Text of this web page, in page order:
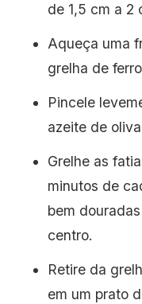
de 1,5 cm a 2
Aqueça uma
grelha de
Pincele
azeite de
Grelhe as
minutos de
bem
centro.
Retire da
em um prato